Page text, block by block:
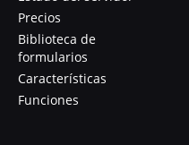
Precios
Biblioteca de
formularios
Características
Funciones